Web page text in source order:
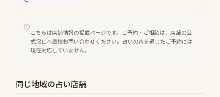
こちらは店舗情報の掲載ページです。ご予約・ご相談は、店舗の公
式窓口へ直接お問い合わせください。占いの森を通じたご予約には
現在対応していません。
同じ地域の占い店舗